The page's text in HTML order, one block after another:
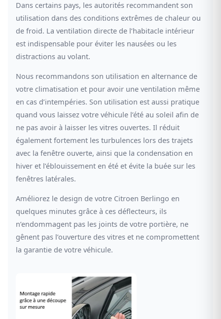
Dans certains pays, les autorités recommandent son
utilisation dans des conditions extrêmes de chaleur ou
de froid. La ventilation directe de l’habitacle intérieur
est indispensable pour éviter les nausées ou les
distractions au volant.
Nous recommandons son utilisation en alternance de
votre climatisation et pour avoir une ventilation même
en cas d’intempéries. Son utilisation est aussi pratique
quand vous laissez votre véhicule l’été au soleil afin de
ne pas avoir à laisser les vitres ouvertes. Il réduit
également fortement les turbulences lors des trajets
avec la fenêtre ouverte, ainsi que la condensation en
hiver et l’éblouissement en été et évite la buée sur les
fenêtres latérales.
Améliorez le design de votre Citroen Berlingo en
quelques minutes grâce à ces déflecteurs, ils
n’endommagent pas les joints de votre portière, ne
gênent pas l’ouverture des vitres et ne compromettent
la garantie de votre véhicule.